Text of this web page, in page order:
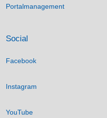
Portalmanagement
Social
Facebook
Instagram
YouTube